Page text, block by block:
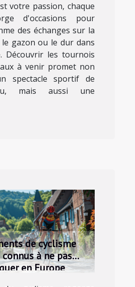
votre passion, chaque
d'occasions pour
des échanges sur la
gazon ou le dur dans
Découvrir les tournois
à venir promet non
spectacle sportif de
mais aussi une
de cyclisme
à ne pas
en Europe